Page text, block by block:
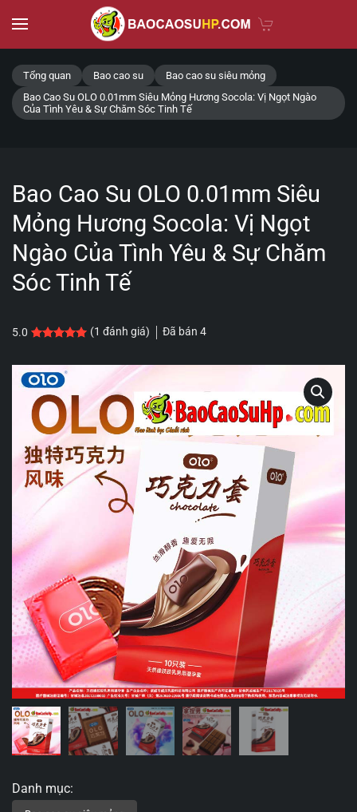
Skip to main content
Tổng quan Bao cao su
Bao cao su siêu mỏng
Bao Cao Su OLO 0.01mm Siêu Mỏng Hương Socola: Vị Ngọt Ngào
Của Tình Yêu & Sự Chăm Sóc Tinh Tế
Bao Cao Su OLO 0.01mm Siêu
Mỏng Hương Socola: Vị Ngọt
Ngào Của Tình Yêu & Sự Chăm
Sóc Tinh Tế
5.0 5.0 trên 5 dựa trên
1 đánh giá
(1 đánh giá) Đã bán 4